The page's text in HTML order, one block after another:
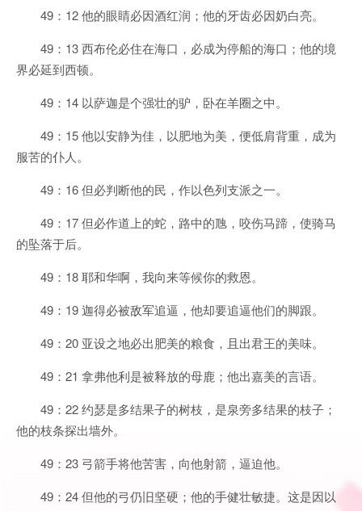
49：12 他的眼睛必因酒红润；他的牙齿必因奶白亮。
49：13 西布伦必住在海口，必成为停船的海口；他的境
界必延到西顿。
49：14 以萨迦是个强壮的驴，卧在羊圈之中。
49：15 他以安静为佳，以肥地为美，便低肩背重，成为
服苦的仆人。
49：16 但必判断他的民，作以色列支派之一。
49：17 但必作道上的蛇，路中的虺，咬伤马蹄，使骑马
的坠落于后。
49：18 耶和华啊，我向来等候你的救恩。
49：19 迦得必被敌军追逼，他却要追逼他们的脚跟。
49：20 亚设之地必出肥美的粮食，且出君王的美味。
49：21 拿弗他利是被释放的母鹿；他出嘉美的言语。
49：22 约瑟是多结果子的树枝，是泉旁多结果的枝子；
他的枝条探出墙外。
49：23 弓箭手将他苦害，向他射箭，逼迫他。
49：24 但他的弓仍旧坚硬；他的手健壮敏捷。这是因以